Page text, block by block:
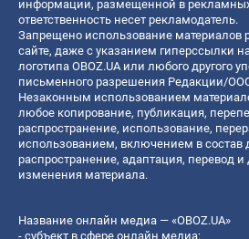
информации, размещенной в
ответственность несет рекламодатель.
Запрещено использование материалов
сайте, даже с указанием гиперссылки
логотипа OBOZ.UA или любого другого
письменного разрешения Редакции/
Незаконным использованием
любое копирование, публикация,
распространение, использование,
использованием, включением в состав
распространение, адаптация, перевод
изменения материала.
Название онлайн медиа — «OBOZ.UA»
- субъект в сфере онлайн медиа;